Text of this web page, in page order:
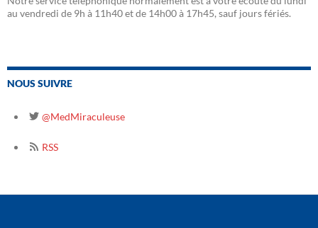
au vendredi de 9h à 11h40 et de 14h00 à 17h45, sauf jours fériés.
NOUS SUIVRE
@MedMiraculeuse
RSS